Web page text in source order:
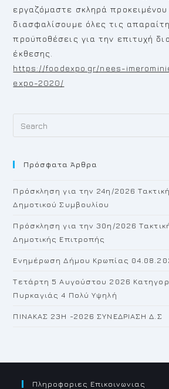
εργαζόμαστε σκληρά προκειμένου
διασφαλίσουμε όλες τις
προϋποθέσεις για την επιτυχή
έκθεσης.
https://foodexpo.gr/nees-
expo-2020/
Πρόσφατα Άρθρα
Πρόσκληση για την 24η/2026
Δημοτικού Συμβουλίου
Πρόσκληση για την 30η/2026
Δημοτικής Επιτροπής
Ενημέρωση Δήμου Κρωπίας
Τετάρτη 5 Αυγούστου 2026
Πυρκαγιάς 4 Πολύ Υψηλή
ΠΙΝΑΚΑΣ 23H -2026 ΣΥΝΕΔΡΙΑΣΗ Δ.Σ
Πληροφοριες Επικοινωνιας